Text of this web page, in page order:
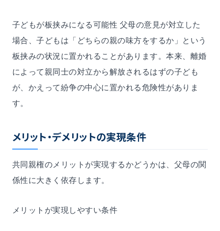
子どもが板挟みになる可能性 父母の意見が対立した
場合、子どもは「どちらの親の味方をするか」という
板挟みの状況に置かれることがあります。本来、離婚
によって親同士の対立から解放されるはずの子ども
が、かえって紛争の中心に置かれる危険性がありま
す。
メリット・デメリットの実現条件
共同親権のメリットが実現するかどうかは、父母の関
係性に大きく依存します。
メリットが実現しやすい条件